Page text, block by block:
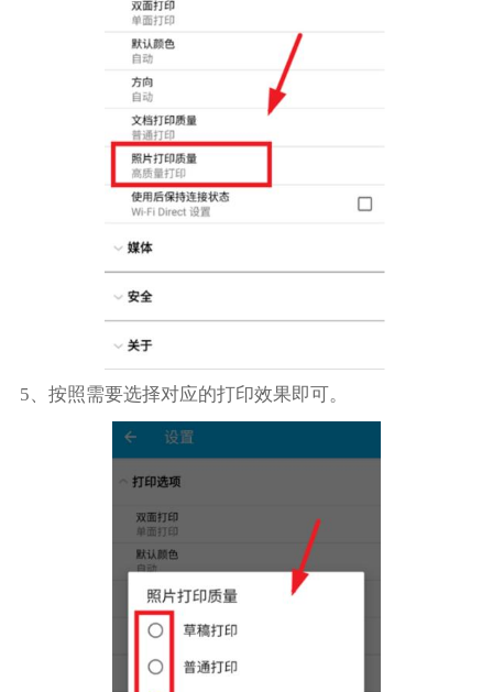
5、按照需要选择对应的打印效果即可。